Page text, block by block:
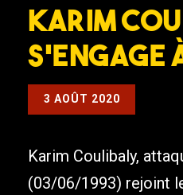
Karim
s’engage
3 AOÛT 2020
Karim Coulibaly,
(03/06/1993) rejoint